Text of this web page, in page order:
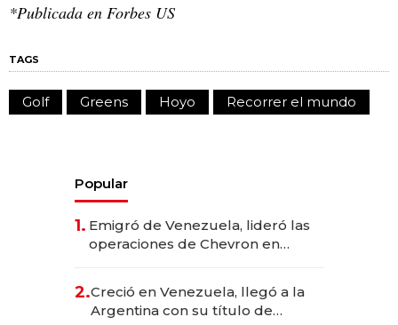
*Publicada en Forbes US
TAGS
Golf Greens Hoyo Recorrer el mundo
Popular
1. Emigró de Venezuela, lideró las
operaciones de Chevron en
2.Creció en Venezuela, llegó a la
Argentina con su título de